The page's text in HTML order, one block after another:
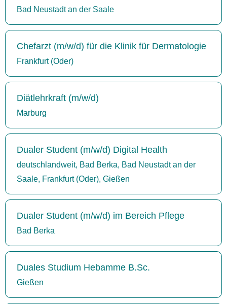
Bad Neustadt an der Saale
Chefarzt (m/w/d) für die Klinik für Dermatologie
Frankfurt (Oder)
Diätlehrkraft (m/w/d)
Marburg
Dualer Student (m/w/d) Digital Health
deutschlandweit, Bad Berka, Bad Neustadt an der
Saale, Frankfurt (Oder), Gießen
Dualer Student (m/w/d) im Bereich Pflege
Bad Berka
Duales Studium Hebamme B.Sc.
Gießen